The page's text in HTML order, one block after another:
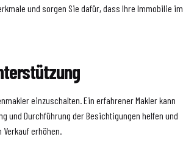
und sorgen Sie dafür, dass Ihre Immobilie im
einzuschalten. Ein erfahrener Makler kann
und Durchführung der Besichtigungen helfen und
erhöhen.